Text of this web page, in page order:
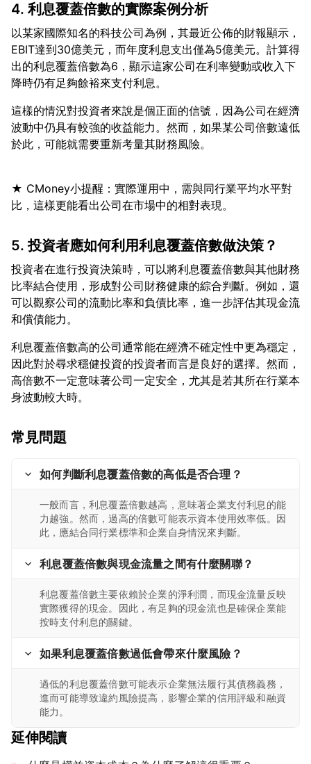
4. 利息覆蓋倍數的實際案例分析
以某家國際知名的科技公司為例，其最近公佈的財報顯示，
EBIT達到30億美元，而年度利息支出僅為5億美元。計算得
出的利息覆蓋倍數為6，顯示這家公司在利率變動或收入下
這樣的情況對投資者來說是個正面的信號，因為公司在經濟
波動中仍具有較強的收益能力。然而，如果某公司倍數遠低
★ CMoney小提醒：實際運用中，需與同行業平均水平對
5. 投資者應如何利用利息覆蓋倍數做決策？
投資者在進行投資決策時，可以將利息覆蓋倍數與其他財務
比率結合使用，形成對公司財務健康的綜合判斷。例如，還
可以觀察公司的流動比率和負債比率，進一步評估其現金流
利息覆蓋倍數高的公司通常能在經濟不確定性中更為穩定，
因此對於尋求穩健投資的投資者而言是良好的選擇。然而，
高倍數不一定意味著公司一定安全，尤其是若其所在行業本
常見問題
如何判斷利息覆蓋倍數的高低是否合理？
一般而言，利息覆蓋倍數越高，意味著企業支付利息的能
力越強。然而，過高的倍數可能表示資本使用效率低。因
此，應結合同行業標準和企業自身情況來判斷。
利息覆蓋倍數與現金流量之間有什麼關聯？
利息覆蓋倍數主要依賴於企業的淨利潤，而現金流量反映
實際獲得的現金。因此，有足夠的現金流也是確保企業能
按時支付利息的關鍵。
如果利息覆蓋倍數過低會帶來什麼風險？
過低的利息覆蓋倍數可能表示企業無法履行其債務義務，
進而可能導致違約風險提高，影響企業的信用評級和融資
能力。
延伸閱讀